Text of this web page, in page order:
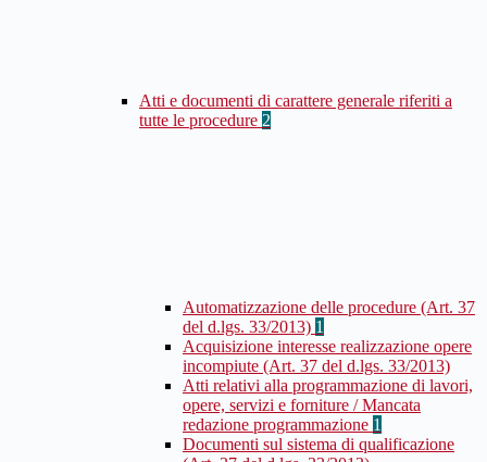
Atti e documenti di carattere generale riferiti a
tutte le procedure 2
Automatizzazione delle procedure (Art. 37
del d.lgs. 33/2013) 1
Acquisizione interesse realizzazione opere
incompiute (Art. 37 del d.lgs. 33/2013)
Atti relativi alla programmazione di lavori,
opere, servizi e forniture / Mancata
redazione programmazione 1
Documenti sul sistema di qualificazione